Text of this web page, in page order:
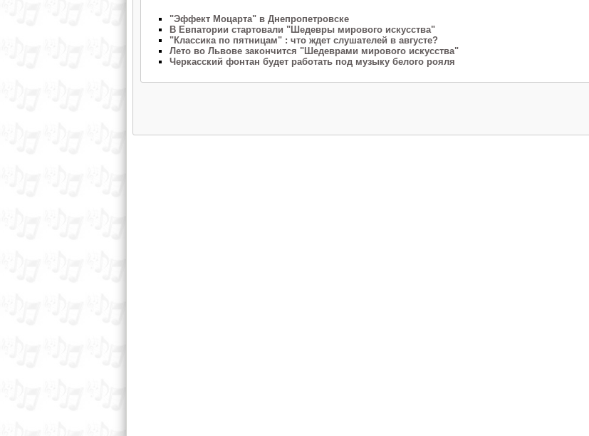
"Эффект Моцарта" в Днепропетровске
В Евпатории стартовали "Шедевры мирового искусства"
"Классика по пятницам" : что ждет слушателей в августе?
Лето во Львове закончится "Шедеврами мирового искусства"
Черкасский фонтан будет работать под музыку белого рояля